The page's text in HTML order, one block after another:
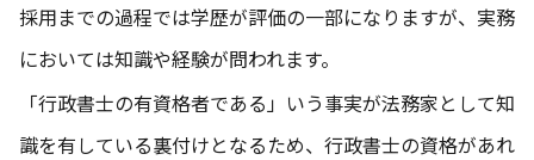
採用までの過程では学歴が評価の一部になりますが、実務
においては知識や経験が問われます。
「行政書士の有資格者である」いう事実が法務家として知
識を有している裏付けとなるため、行政書士の資格があれ